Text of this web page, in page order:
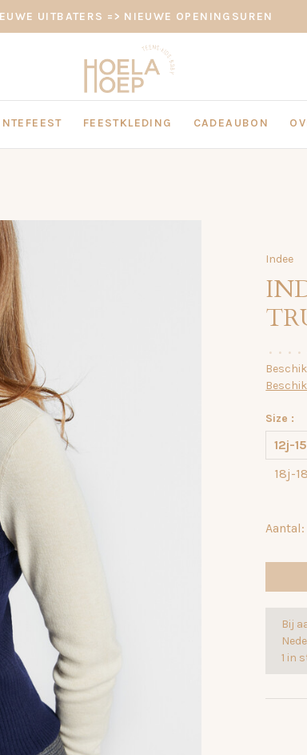
UITBATERS => NIEUWE OPENINGSUREN
FEESTKLEDING CADEAUBON
Indee
• • • •
Size :
12j-
18j-
Aantal:
Bij
1 in